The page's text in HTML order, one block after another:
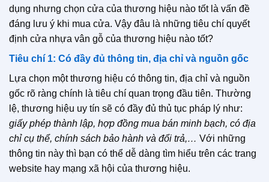
dụng nhưng chọn cửa của thương hiệu nào tốt là vấn đề
đáng lưu ý khi mua cửa. Vậy đâu là những tiêu chí quyết
định cửa nhựa vân gỗ của thương hiệu nào tốt?
Tiêu chí 1: Có đầy đủ thông tin, địa chỉ và nguồn gốc
Lựa chọn một thương hiệu có thông tin, địa chỉ và nguồn
gốc rõ ràng chính là tiêu chí quan trọng đầu tiên. Thường
lệ, thương hiệu uy tín sẽ có đầy đủ thủ tục pháp lý như:
giấy phép thành lập, hợp đồng mua bán minh bạch, có địa
chỉ cụ thể, chính sách bảo hành và đổi trả,… Với những
thông tin này thì bạn có thể dễ dàng tìm hiểu trên các trang
website hay mạng xã hội của thương hiệu.